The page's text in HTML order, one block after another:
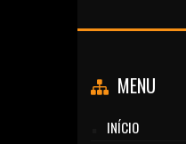
MENU
INÍCIO